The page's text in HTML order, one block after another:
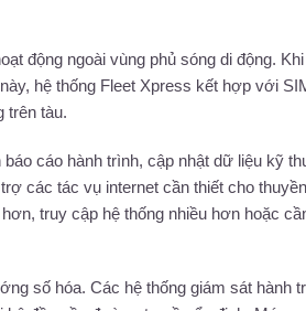
động ngoài vùng phủ sóng di động.
hệ thống Fleet Xpress kết hợp với
trên tàu.
cáo hành trình, cập nhật dữ liệu kỹ
các tác vụ internet cần thiết cho
truy cập hệ thống nhiều hơn hoặc
số hóa. Các hệ thống giám sát hành